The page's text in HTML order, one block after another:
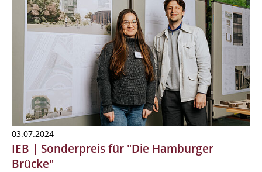
03.07.2024
IEB | Sonderpreis für "Die Hamburger
Brücke"